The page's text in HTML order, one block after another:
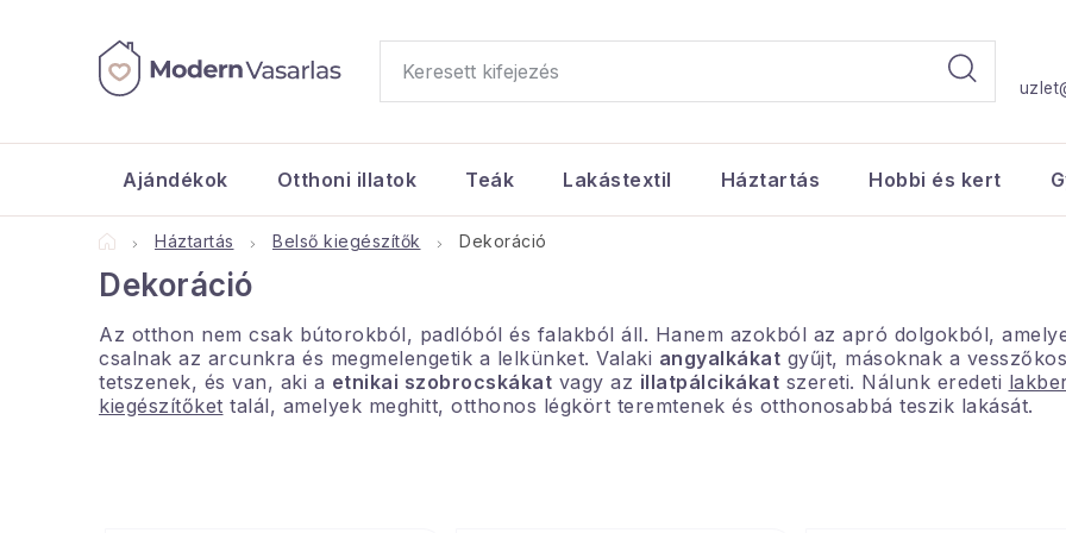
tartalomhoz
Ajándékok Otthoni illatok Teák Lakástextil Háztartás Hobbi és kert
KezdőlapHáztartás Belső kiegészítők Dekoráció
Dekoráció
Az otthon nem csak bútorokból, padlóból és falakból áll. Hanem azokból az apró dolgokból,
csalnak az arcunkra és megmelengetik a lelkünket. Valaki angyalkákat gyűjt, másoknak a
tetszenek, és van, aki a etnikai szobrocskákat vagy az illatpálcikákat szereti. Nálunk eredeti
kiegészítőket talál, amelyek meghitt, otthonos légkört teremtenek és otthonosabbá teszik lakását.